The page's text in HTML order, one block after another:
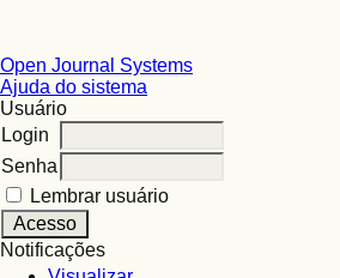
Open Journal Systems
Ajuda do sistema
Usuário
Login
Senha
Lembrar usuário
Notificações